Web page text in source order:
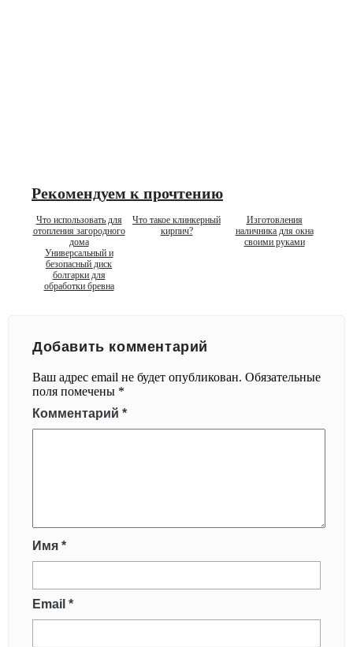
Рекомендуем к прочтению
Что использовать для
отопления загородного
дома
Что такое клинкерный
кирпич?
Изготовления
наличника для окна
своими руками
Универсальный и
безопасный диск
болгарки для
обработки бревна
Добавить комментарий
Ваш адрес email не будет опубликован. Обязательные
поля помечены *
Комментарий *
Имя *
Email *